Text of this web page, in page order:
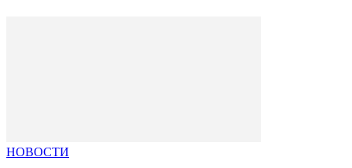
НОВОСТИ